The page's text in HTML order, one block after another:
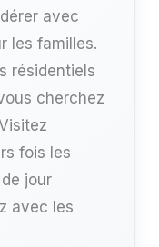
avec
les familles.
résidentiels
cherchez
fois les
jour
avec les